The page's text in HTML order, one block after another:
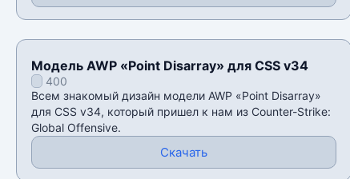
Модель AWP «Point Disarray» для CSS v34
400
Всем знакомый дизайн модели AWP «Point Disarray»
для CSS v34, который пришел к нам из Counter-Strike:
Global Offensive.
Скачать